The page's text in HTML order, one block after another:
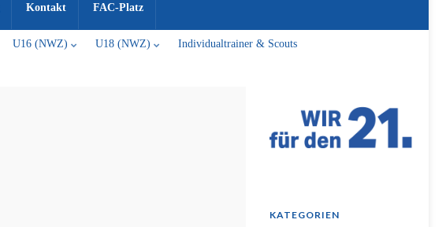
Kontakt FAC-Platz
U16 (NWZ) U18 (NWZ) Individualtrainer & Scouts
KATEGORIEN